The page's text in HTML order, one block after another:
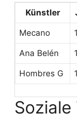
Künstler
Mecano
Ana Belén
Hombres G